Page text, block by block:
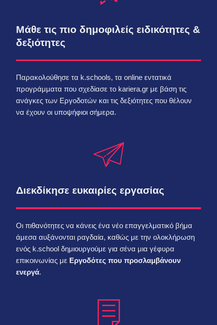
Μάθε τις πιο δημοφιλείς ειδικότητες &
δεξιότητες
Παρακολούθησε τα k.schools, τα online εντατικά
προγράμματα που σχεδίασε το kariera.gr με βάση τις
ανάγκες των Εργοδοτών και τις δεξιότητες που θέλουν
να έχουν οι υποψήφιοι σήμερα.
Διεκδίκησε ευκαιρίες εργασίας
Οι πιθανότητες να κάνεις ένα νέο επαγγελματικό βήμα
άμεσα αυξάνονται ραγδαία, καθώς με την ολοκλήρωση
ενός k.school δημιουργούμε για σένα μια γέφυρα
επικοινωνίας με Εργοδότες που προσλαμβάνουν
ενεργά.